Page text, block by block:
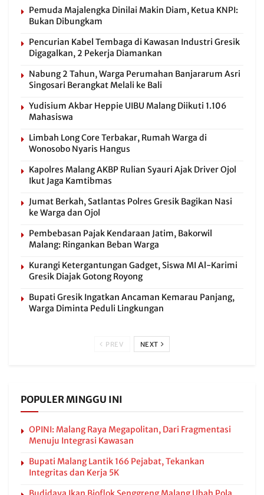
Pemuda Majalengka Dinilai Makin Diam, Ketua KNPI:
Bukan Dibungkam
Pencurian Kabel Tembaga di Kawasan Industri Gresik
Digagalkan, 2 Pekerja Diamankan
Nabung 2 Tahun, Warga Perumahan Banjararum Asri
Singosari Berangkat Melali ke Bali
Yudisium Akbar Heppie UIBU Malang Diikuti 1.106
Mahasiswa
Limbah Long Core Terbakar, Rumah Warga di
Wonosobo Nyaris Hangus
Kapolres Malang AKBP Rulian Syauri Ajak Driver Ojol
Ikut Jaga Kamtibmas
Jumat Berkah, Satlantas Polres Gresik Bagikan Nasi
ke Warga dan Ojol
Pembebasan Pajak Kendaraan Jatim, Bakorwil
Malang: Ringankan Beban Warga
Kurangi Ketergantungan Gadget, Siswa MI Al-Karimi
Gresik Diajak Gotong Royong
Bupati Gresik Ingatkan Ancaman Kemarau Panjang,
Warga Diminta Peduli Lingkungan
PREV NEXT
POPULER MINGGU INI
OPINI: Malang Raya Megapolitan, Dari Fragmentasi
Menuju Integrasi Kawasan
Bupati Malang Lantik 166 Pejabat, Tekankan
Integritas dan Kerja 5K